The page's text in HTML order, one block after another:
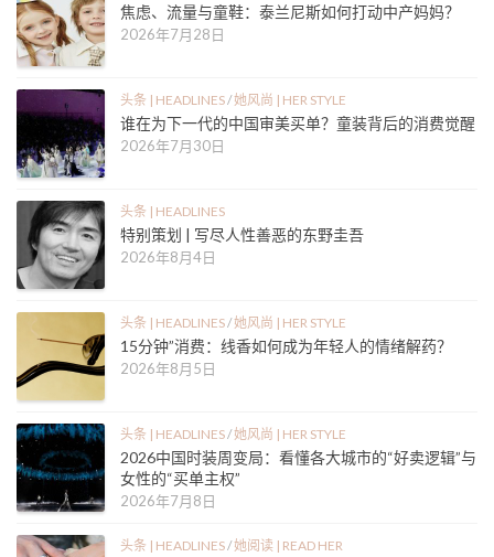
焦虑、流量与童鞋：泰兰尼斯如何打动中产妈妈？
2026年7月28日
头条 | HEADLINES/她风尚 | HER STYLE
谁在为下一代的中国审美买单？童装背后的消费觉醒
2026年7月30日
头条 | HEADLINES
特别策划 | 写尽人性善恶的东野圭吾
2026年8月4日
头条 | HEADLINES/她风尚 | HER STYLE
15分钟”消费：线香如何成为年轻人的情绪解药？
2026年8月5日
头条 | HEADLINES/她风尚 | HER STYLE
2026中国时装周变局：看懂各大城市的“好卖逻辑”与
女性的“买单主权”
2026年7月8日
头条 | HEADLINES/她阅读 | READ HER